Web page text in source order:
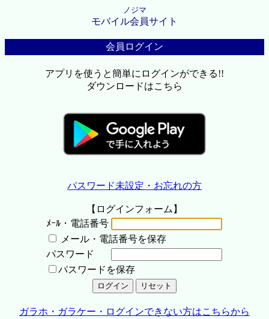
ノジマ
モバイル会員サイト
会員ログイン
アプリを使うと簡単にログインができる!!
ダウンロードはこちら
パスワード未設定・お忘れの方
【ログインフォーム】
ﾒｰﾙ・電話番号
メール・電話番号を保存
パスワード
パスワードを保存
ガラホ・ガラケー・ログインできない方はこちらから